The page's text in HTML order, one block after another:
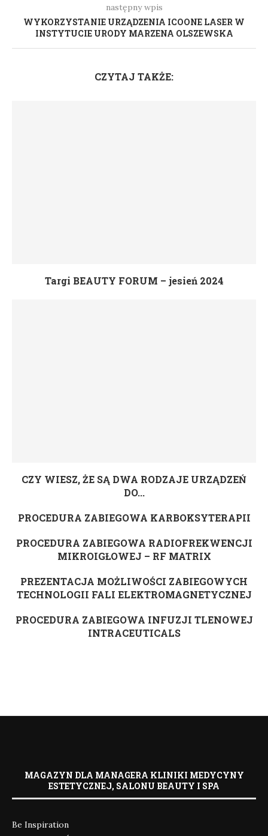
następny wpis
WYKORZYSTANIE URZĄDZENIA ICOONE LASER W
INSTYTUCIE URODY MARZENA OLSZEWSKA
CZYTAJ TAKŻE:
Targi BEAUTY FORUM – jesień 2024
CZY WIESZ, ŻE SĄ DWA RODZAJE URZĄDZEŃ
DO...
PROCEDURA ZABIEGOWA KARBOKSYTERAPII
PROCEDURA ZABIEGOWA RADIOFREKWENCJI
MIKROIGŁOWEJ – RF MATRIX
PREZENTACJA MOŻLIWOŚCI ZABIEGOWYCH
TECHNOLOGII FALI ELEKTROMAGNETYCZNEJ
PROCEDURA ZABIEGOWA INFUZJI TLENOWEJ
INTRACEUTICALS
MAGAZYN DLA MANAGERA KLINIKI MEDYCYNY
ESTETYCZNEJ, SALONU BEAUTY I SPA
Be Inspiration